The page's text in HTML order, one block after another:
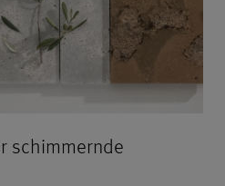
schimmernde